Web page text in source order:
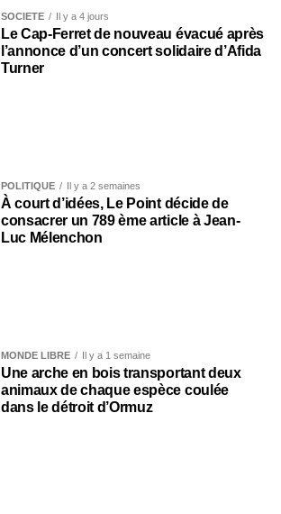
SOCIÉTÉ Il y a 4 jours
Le Cap-Ferret de nouveau évacué après
l’annonce d’un concert solidaire d’Afida
Turner
POLITIQUE Il y a 2 semaines
À court d’idées, Le Point décide de
consacrer un 789 ème article à Jean-
Luc Mélenchon
MONDE LIBRE Il y a 1 semaine
Une arche en bois transportant deux
animaux de chaque espèce coulée
dans le détroit d’Ormuz